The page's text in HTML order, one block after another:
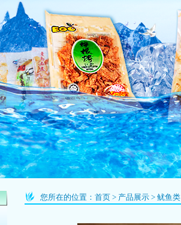
您所在的位置： 首页 > 产品展示 > 鱿鱼类